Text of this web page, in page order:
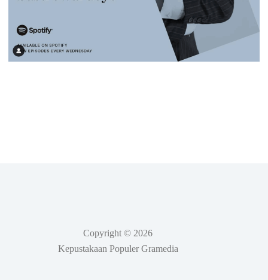
Copyright © 2026
Kepustakaan Populer Gramedia